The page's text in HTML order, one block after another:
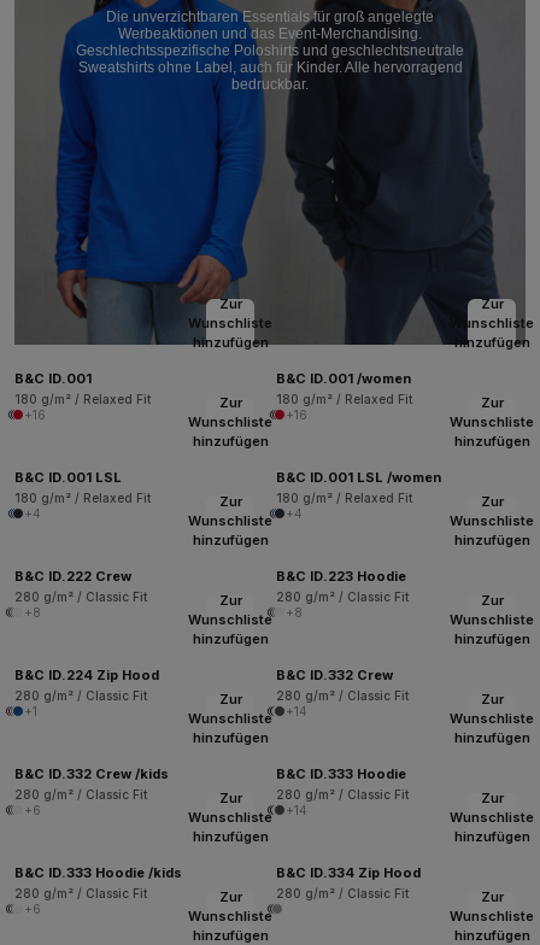
Die unverzichtbaren Essentials für groß angelegte
Werbeaktionen und das Event-Merchandising.
Geschlechtsspezifische Poloshirts und geschlechtsneutrale
Sweatshirts ohne Label, auch für Kinder. Alle hervorragend
bedruckbar.
Zur
Wunschliste
hinzufügen
B&C ID.001
180 g/m² / Relaxed Fit
+16
Zur
Wunschliste
hinzufügen
B&C ID.001 /women
180 g/m² / Relaxed Fit
+16
Zur
Wunschliste
hinzufügen
B&C ID.001 LSL
180 g/m² / Relaxed Fit
+4
Zur
Wunschliste
hinzufügen
B&C ID.001 LSL /women
180 g/m² / Relaxed Fit
+4
Zur
Wunschliste
hinzufügen
B&C ID.222 Crew
280 g/m² / Classic Fit
+8
Zur
Wunschliste
hinzufügen
B&C ID.223 Hoodie
280 g/m² / Classic Fit
+8
Zur
Wunschliste
hinzufügen
B&C ID.224 Zip Hood
280 g/m² / Classic Fit
+1
Zur
Wunschliste
hinzufügen
B&C ID.332 Crew
280 g/m² / Classic Fit
+14
Zur
Wunschliste
hinzufügen
B&C ID.332 Crew /kids
280 g/m² / Classic Fit
+6
Zur
Wunschliste
hinzufügen
B&C ID.333 Hoodie
280 g/m² / Classic Fit
+14
Zur
Wunschliste
hinzufügen
B&C ID.333 Hoodie /kids
280 g/m² / Classic Fit
+6
Zur
Wunschliste
hinzufügen
B&C ID.334 Zip Hood
280 g/m² / Classic Fit
Zur
Wunschliste
hinzufügen
Zur
Wunschliste
hinzufügen